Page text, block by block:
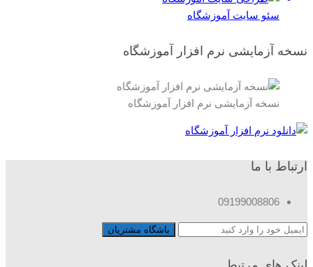
سئو سایت آموزشگاه
نسخه آزمایشی نرم افزار آموزشگاه
نسخه آزمایشی نرم افزار آموزشگاه
ارتباط با ما
09199008806